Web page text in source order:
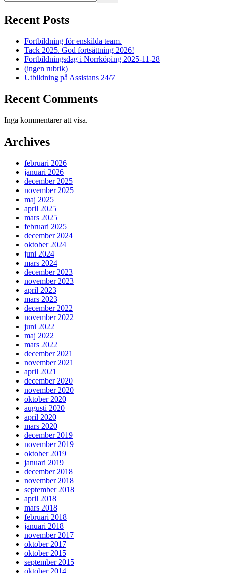
Recent Posts
Fortbildning för enskilda team.
Tack 2025. God fortsättning 2026!
Fortbildningsdag i Norrköping 2025-11-28
(ingen rubrik)
Utbildning på Assistans 24/7
Recent Comments
Inga kommentarer att visa.
Archives
februari 2026
januari 2026
december 2025
november 2025
maj 2025
april 2025
mars 2025
februari 2025
december 2024
oktober 2024
juni 2024
mars 2024
december 2023
november 2023
april 2023
mars 2023
december 2022
november 2022
juni 2022
maj 2022
mars 2022
december 2021
november 2021
april 2021
december 2020
november 2020
oktober 2020
augusti 2020
april 2020
mars 2020
december 2019
november 2019
oktober 2019
januari 2019
december 2018
november 2018
september 2018
april 2018
mars 2018
februari 2018
januari 2018
november 2017
oktober 2017
oktober 2015
september 2015
oktober 2014